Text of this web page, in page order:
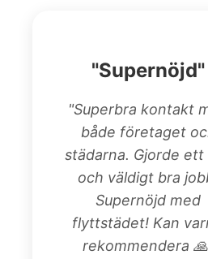
"Supernöjd"
"Superbra kontakt
både företaget
städarna. Gjorde
och väldigt bra
Supernöjd med
flyttstädet! Kan
rekommendera